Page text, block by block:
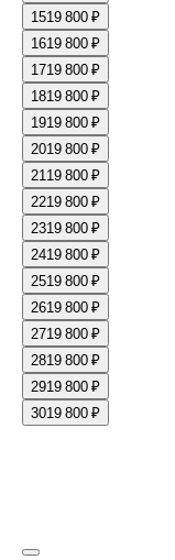
1519 800 ₽
1619 800 ₽
1719 800 ₽
1819 800 ₽
1919 800 ₽
2019 800 ₽
2119 800 ₽
2219 800 ₽
2319 800 ₽
2419 800 ₽
2519 800 ₽
2619 800 ₽
2719 800 ₽
2819 800 ₽
2919 800 ₽
3019 800 ₽